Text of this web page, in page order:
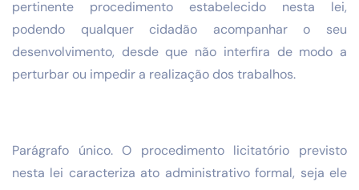
pertinente procedimento estabelecido nesta lei,
podendo qualquer cidadão acompanhar o seu
desenvolvimento, desde que não interfira de modo a
perturbar ou impedir a realização dos trabalhos.
Parágrafo único. O procedimento licitatório previsto
nesta lei caracteriza ato administrativo formal, seja ele